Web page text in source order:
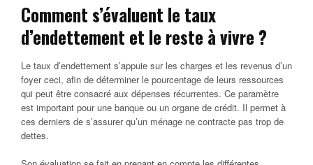
Comment s’évaluent le taux
d’endettement et le reste à vivre ?
Le taux d’endettement s’appuie sur les charges et les revenus d’un
foyer ceci, afin de déterminer le pourcentage de leurs ressources
qui peut être consacré aux dépenses récurrentes. Ce paramètre
est important pour une banque ou un organe de crédit. Il permet à
ces derniers de s’assurer qu’un ménage ne contracte pas trop de
dettes.